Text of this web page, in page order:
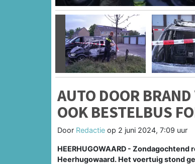
Vorige
AUTO DOOR
OOK BESTELBUS
Door Redactie op 2 juni 2024, 7:09 uur
HEERHUGOWAARD -
Heerhugowaard. Het voertuig stond